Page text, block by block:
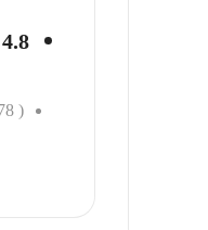
4.8
(